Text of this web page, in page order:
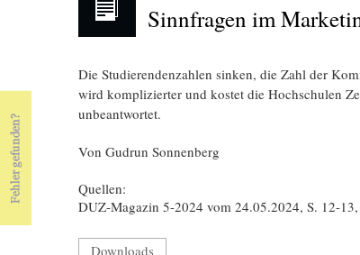
Sinnfragen im
Die Studierendenzahlen sinken, die Zahl der
wird komplizierter und kostet die Hochschulen
unbeantwortet.
Von Gudrun Sonnenberg
Quellen:
DUZ-Magazin 5-2024 vom 24.05.2024, S. 12-
Downloads